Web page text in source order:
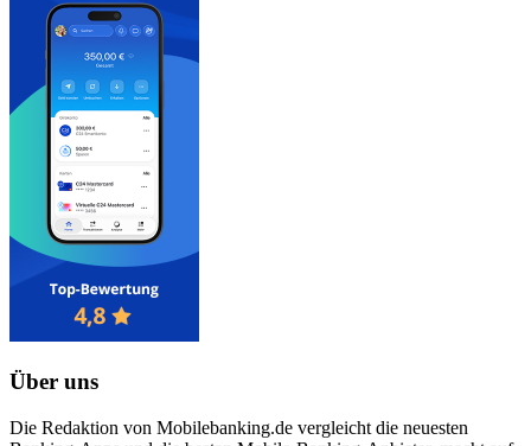
Über uns
Die Redaktion von Mobilebanking.de vergleicht die neuesten